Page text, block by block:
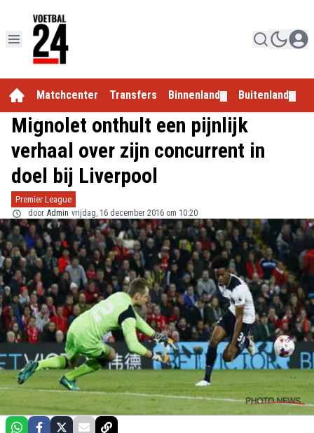
Matchcenter Transfers Binnenland Buitenland
Mignolet onthult een pijnlijk
verhaal over zijn concurrent in
doel bij Liverpool
Premier League
door Admin vrijdag, 16 december 2016 om 10:20